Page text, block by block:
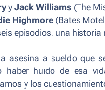
y Jack Williams (The
Highmore (Bates
episodios, una historia
asesina a sueldo que
haber huido de esa
y los